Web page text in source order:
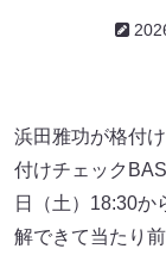
浜田雅功が格付
付けチェック
日（土）18:30か
解できて当たり